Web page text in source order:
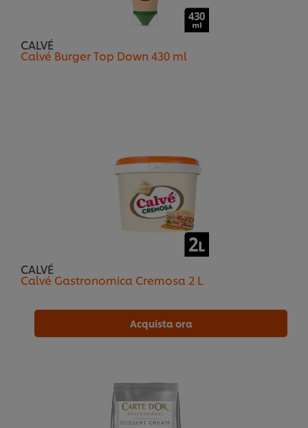
CALVÉ
Calvé Burger Top Down 430 ml
CALVÉ
Calvé Gastronomica Cremosa 2 L
Acquista ora